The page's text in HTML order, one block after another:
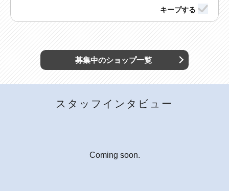
募集中のショップ一覧
スタッフインタビュー
Coming soon.